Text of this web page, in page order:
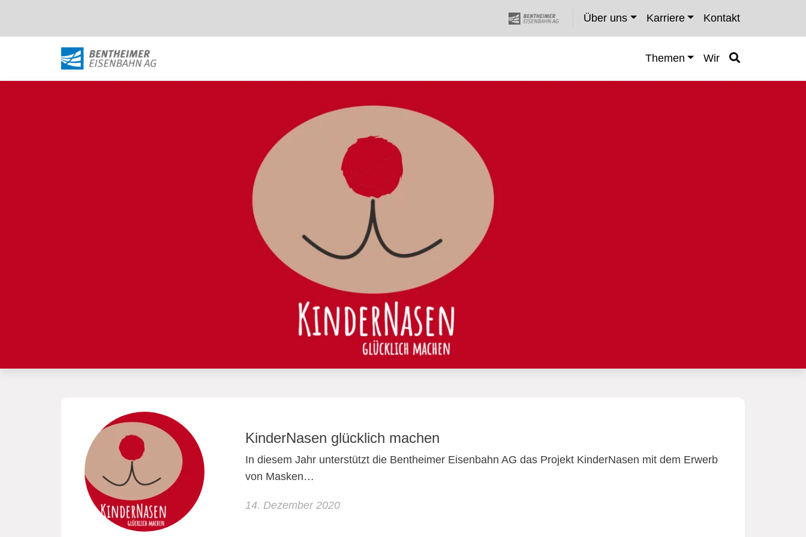
Über uns Karriere Kontakt
Themen Wir
KinderNasen glücklich machen
In diesem Jahr unterstützt die Bentheimer Eisenbahn AG das Projekt KinderNasen mit dem Erwerb
von Masken…
14. Dezember 2020